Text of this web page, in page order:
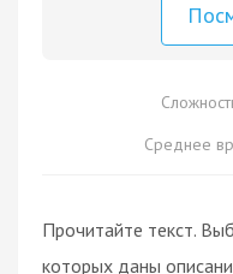
Среднее
Прочитайте текст.
которых даны